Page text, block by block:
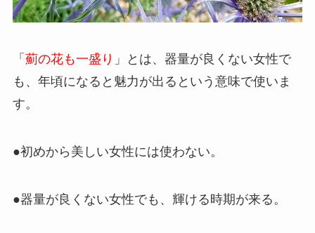
「 薊の花も一盛り 」とは、器量が良くない女性で
も、年頃になると魅力が出るという意味で使いま
す。
●初めから美しい女性には使わない。
●器量が良くない女性でも、輝ける時期が来る。